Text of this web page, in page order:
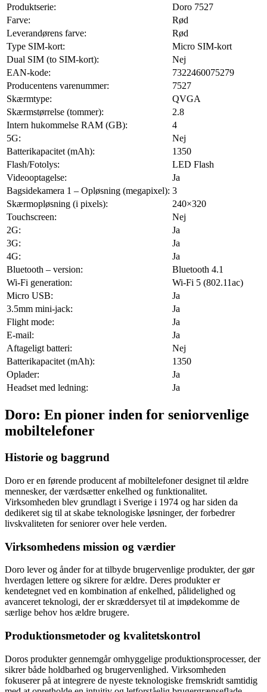
Produktserie:
Doro 7527
Farve:
Rød
Leverandørens farve:
Rød
Type SIM-kort:
Micro SIM-kort
Dual SIM (to SIM-kort):
Nej
EAN-kode:
7322460075279
Producentens varenummer:
7527
Skærmtype:
QVGA
Skærmstørrelse (tommer):
2.8
Intern hukommelse RAM (GB):
4
5G:
Nej
Batterikapacitet (mAh):
1350
Flash/Fotolys:
LED Flash
Videooptagelse:
Ja
Bagsidekamera 1 – Opløsning (megapixel): 3
Skærmopløsning (i pixels):
240×320
Touchscreen:
Nej
2G:
Ja
3G:
Ja
4G:
Ja
Bluetooth – version:
Bluetooth 4.1
Wi-Fi generation:
Wi-Fi 5 (802.11ac)
Micro USB:
Ja
3.5mm mini-jack:
Ja
Flight mode:
Ja
E-mail:
Ja
Aftageligt batteri:
Nej
Batterikapacitet (mAh):
1350
Oplader:
Ja
Headset med ledning:
Ja
Doro: En pioner inden for seniorvenlige
mobiltelefoner
Historie og baggrund
Doro er en førende producent af mobiltelefoner designet til ældre
mennesker, der værdsætter enkelhed og funktionalitet.
Virksomheden blev grundlagt i Sverige i 1974 og har siden da
dedikeret sig til at skabe teknologiske løsninger, der forbedrer
livskvaliteten for seniorer over hele verden.
Virksomhedens mission og værdier
Doro lever og ånder for at tilbyde brugervenlige produkter, der gør
hverdagen lettere og sikrere for ældre. Deres produkter er
kendetegnet ved en kombination af enkelhed, pålidelighed og
avanceret teknologi, der er skræddersyet til at imødekomme de
særlige behov hos ældre brugere.
Produktionsmetoder og kvalitetskontrol
Doros produkter gennemgår omhyggelige produktionsprocesser, der
sikrer både holdbarhed og brugervenlighed. Virksomheden
fokuserer på at integrere de nyeste teknologiske fremskridt samtidig